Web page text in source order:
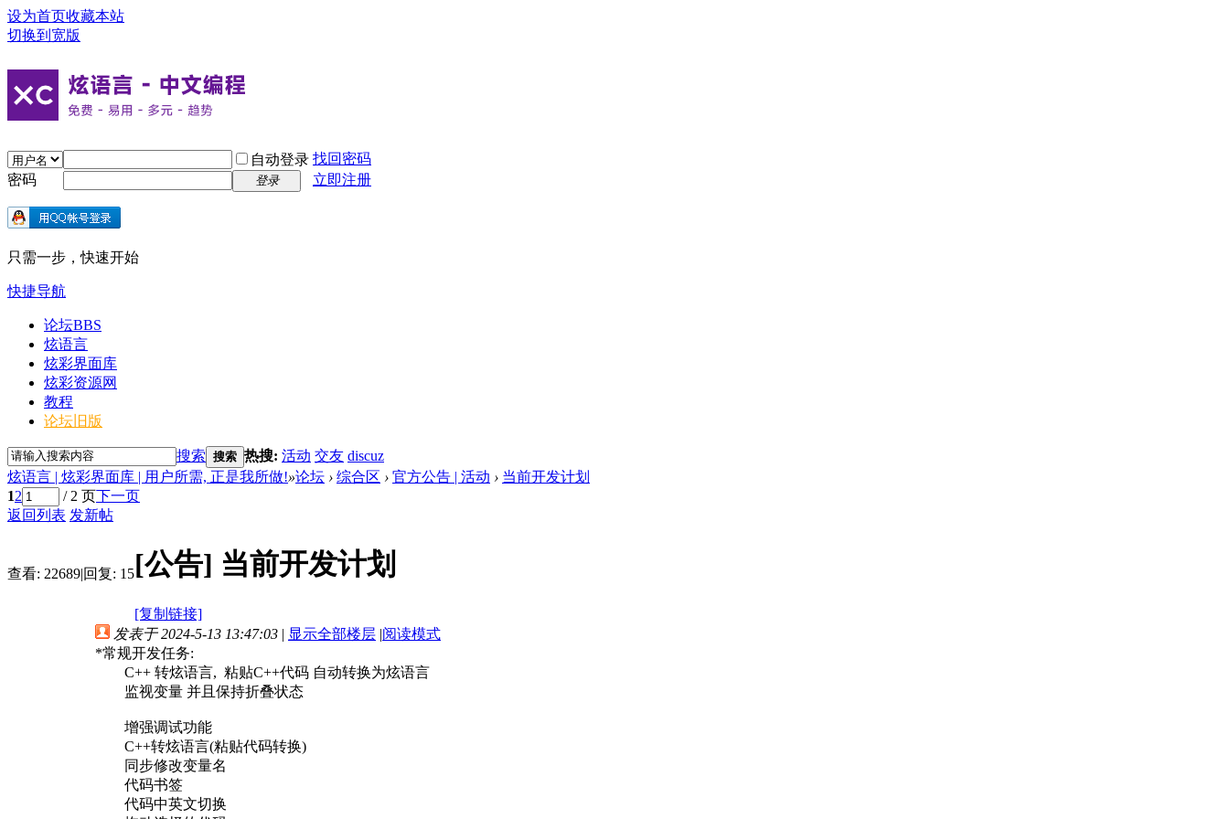
设为首页收藏本站
切换到宽版
自动登录 找回密码
密码
登录 立即注册
只需一步，快速开始
快捷导航
论坛BBS
炫语言
炫彩界面库
炫彩资源网
教程
论坛旧版
搜索 搜索 热搜: 活动 交友 discuz
炫语言 | 炫彩界面库 | 用户所需, 正是我所做!»论坛 › 综合区 › 官方公告 | 活动 › 当前开发计划
12 / 2 页下一页
返回列表 发新帖
查看: 22689|回复: 15[公告] 当前开发计划
[复制链接]
发表于 2024-5-13 13:47:03 | 显示全部楼层 |阅读模式
*常规开发任务:
C++ 转炫语言, 粘贴C++代码 自动转换为炫语言
监视变量 并且保持折叠状态
增强调试功能
C++转炫语言(粘贴代码转换)
同步修改变量名
代码书签
代码中英文切换